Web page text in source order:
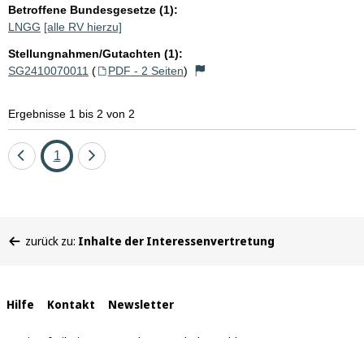
Betroffene Bundesgesetze (1):
LNGG [alle RV hierzu]
Stellungnahmen/Gutachten (1):
SG2410070011 ( PDF - 2 Seiten)
Ergebnisse 1 bis 2 von 2
EineSeite
1
Eine
befinden
zurück zu: Inhalte der Interessenvertretung
Interne
Links
Hilfe Kontakt Newsletter